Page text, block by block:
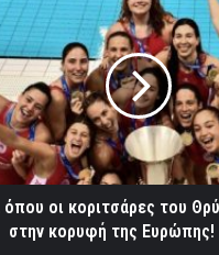
όπου οι κοριτσάρες του
στην κορυφή της Ευρώπης!